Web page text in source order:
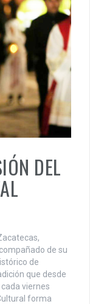
DEL
de su
de
que desde
viernes
forma